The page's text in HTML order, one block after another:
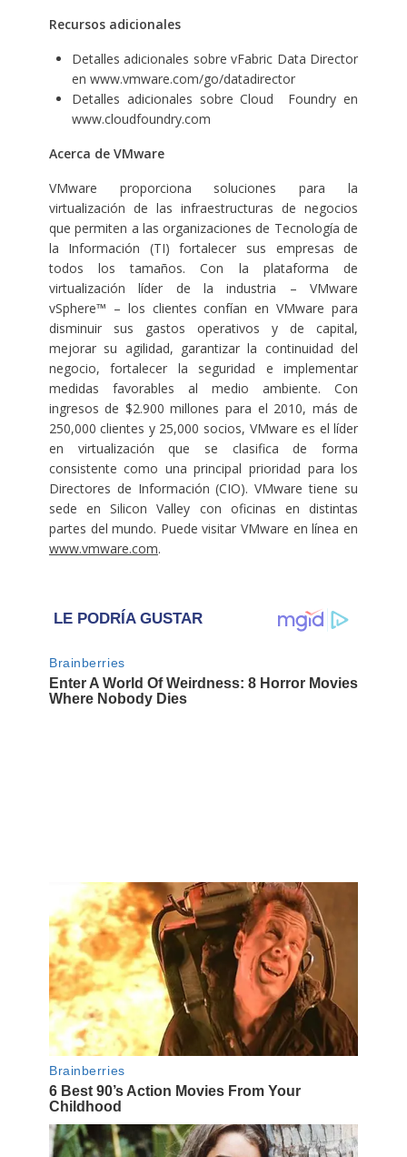
Recursos adicionales
Detalles adicionales sobre vFabric Data Director
en www.vmware.com/go/datadirector
Detalles adicionales sobre Cloud Foundry en
www.cloudfoundry.com
Acerca de VMware
VMware proporciona soluciones para la
virtualización de las infraestructuras de negocios
que permiten a las organizaciones de Tecnología de
la Información (TI) fortalecer sus empresas de
todos los tamaños. Con la plataforma de
virtualización líder de la industria – VMware
vSphere™ – los clientes confían en VMware para
disminuir sus gastos operativos y de capital,
mejorar su agilidad, garantizar la continuidad del
negocio, fortalecer la seguridad e implementar
medidas favorables al medio ambiente. Con
ingresos de $2.900 millones para el 2010, más de
250,000 clientes y 25,000 socios, VMware es el líder
en virtualización que se clasifica de forma
consistente como una principal prioridad para los
Directores de Información (CIO). VMware tiene su
sede en Silicon Valley con oficinas en distintas
partes del mundo. Puede visitar VMware en línea en
www.vmware.com.